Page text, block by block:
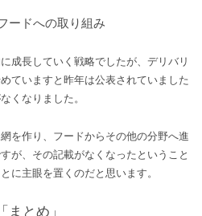
ードへの取り組み
成長していく戦略でしたが、デリバリ
ていますと昨年は公表されていました
くなりました。
を作り、フードからその他の分野へ進
が、その記載がなくなったということ
に主眼を置くのだと思います。
まとめ」